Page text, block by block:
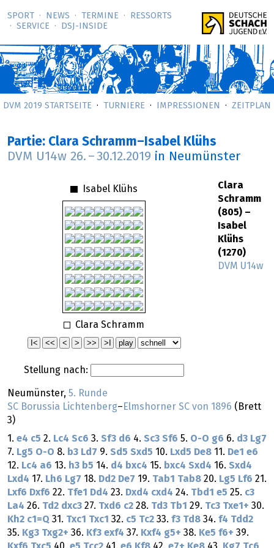
SPORT NEWS TERMINE
RESSORTS
SERVICE
DSJ-­INSIDE
DVM 2019 STARTSEITE TURNIERE IMPRESSIONEN ZEITPLAN
Partie: Clara Schramm–Isabel Klühs
DVM U14w 26. – 30.12.2019 in Neumünster
Isabel Klühs
Clara Schramm
Stellung nach:
Clara
Schramm
(805) –
Isabel
Klühs
(1270)
DVM U14w
Neumünster, 5. Runde
SC Borussia Lichtenberg– Elmshorner SC von 1896 (Brett
3)
1. e4 c5 2. Lc4 Sc6 3. Sf3 d6 4. Sc3 Sf6 5. O-O g6 6. d3 Lg7
7. Lg5 O-O 8. b3 Ld7 9. Sd5 Sxd5 10. Lxd5 De8 11. De1 e6
12. Lc4 a6 13. h3 b5 14. d4 bxc4 15. bxc4 Sxd4 16. Sxd4
Lxd4 17. Lh6 Lg7 18. Dd2 De7 19. Tab1 Tab8 20. Lg5 Lf6 21.
Lxf6 Dxf6 22. Tfe1 Dd4 23. Dxd4 cxd4 24. Tbd1 e5 25. c3
La4 26. Td2 dxc3 27. Txd6 c2 28. Td3 Tb1 29. Tc3 Txe1+ 30.
Kh2 c1=Q 31. Txc1 Txc1 32. c5 Tc2 33. f3 Td8 34. f4 Tdd2
35. Kg3 Txg2+ 36. Kf3 exf4 37. Kxf4 g5+ 38. Ke5 f6+ 39.
Kxf6 Txc5 40. e5 Tcc2 41. e6 Kf8 42. e7+ Ke8 43. Kg7 Tc6